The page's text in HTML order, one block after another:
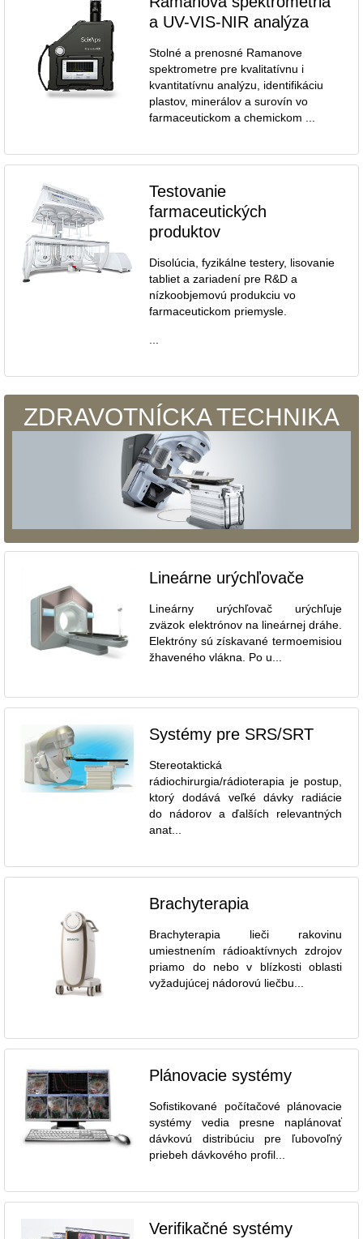
a UV-VIS-NIR analýza
Stolné a prenosné Ramanove
spektrometre pre kvalitatívnu i
kvantitatívnu analýzu, identifikáciu
plastov, minerálov a surovín vo
farmaceutickom a chemickom ...
Testovanie
farmaceutických
produktov
Disolúcia, fyzikálne testery, lisovanie
tabliet a zariadení pre R&D a
nízkoobjemovú produkciu vo
farmaceutickom priemysle.
...
ZDRAVOTNÍCKA TECHNIKA
Lineárne urýchľovače
Lineárny urýchľovač urýchľuje
zväzok elektrónov na lineárnej dráhe.
Elektróny sú získavané termoemisiou
žhaveného vlákna. Po u...
Systémy pre SRS/SRT
Stereotaktická
rádiochirurgia/rádioterapia je postup,
ktorý dodává veľké dávky radiácie
do nádorov a ďalších relevantných
anat...
Brachyterapia
Brachyterapia lieči rakovinu
umiestnením rádioaktívnych zdrojov
priamo do nebo v blízkosti oblasti
vyžadujúcej nádorovú liečbu...
Plánovacie systémy
Sofistikované počítačové plánovacie
systémy vedia presne naplánovať
dávkovú distribúciu pre ľubovoľný
priebeh dávkového profil...
Verifikačné systémy